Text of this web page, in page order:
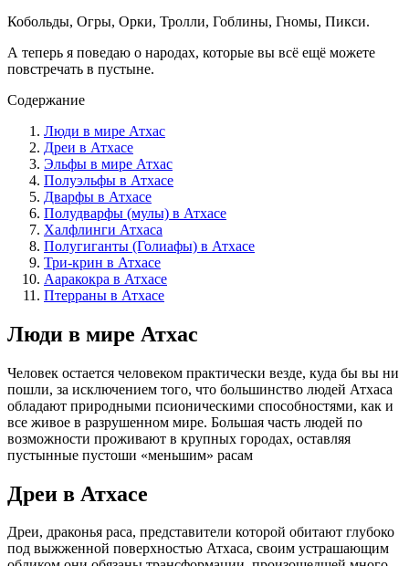
Кобольды, Огры, Орки, Тролли, Гоблины, Гномы, Пикси.
А теперь я поведаю о народах, которые вы всё ещё можете
повстречать в пустыне.
Содержание
Люди в мире Атхас
Дреи в Атхасе
Эльфы в мире Атхас
Полуэльфы в Атхасе
Дварфы в Атхасе
Полудварфы (мулы) в Атхасе
Халфлинги Атхаса
Полугиганты (Голиафы) в Атхасе
Три-крин в Атхасе
Ааракокра в Атхасе
Птерраны в Атхасе
Люди в мире Атхас
Человек остается человеком практически везде, куда бы вы ни
пошли, за исключением того, что большинство людей Атхаса
обладают природными псионическими способностями, как и
все живое в разрушенном мире. Большая часть людей по
возможности проживают в крупных городах, оставляя
пустынные пустоши «меньшим» расам
Дреи в Атхасе
Дреи, драконья раса, представители которой обитают глубоко
под выжженной поверхностью Атхаса, своим устрашающим